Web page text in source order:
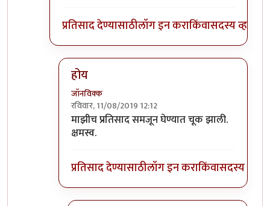
प्रतिसाद देण्यासाठीलॉग इन कराकिंवासदस्य व्हा
होय
जॉनविक्क
रविवार, 11/08/2019 12:12
In reply toप्रतिसादांची हायरार्की पाहिलीby
माझीच प्रतिसाद समजून घेण्यात चूक झाली.
क्षमस्व.
प्रतिसाद देण्यासाठीलॉग इन कराकिंवासदस्य व्हा